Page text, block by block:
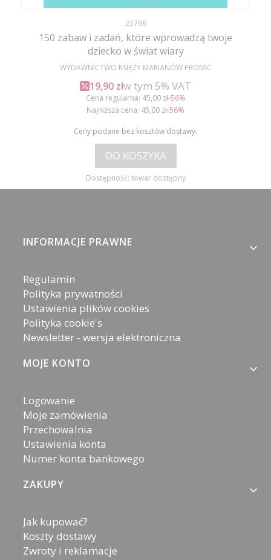
Kod produktu
23796
150 zabaw i zadań, które wprowadzą twoje
dziecko w świat wiary
PRODUCENT
WYDAWNICTWO KSIĘŻY MARIANÓW PROMIC
Cena promocyjna brutto
19,90 złw tym %s VAT
w tym 5% VAT
Cena regularna: 45,00 zł-56%
Najniższa cena: 45,00 zł-56%
Ceny podane bez kosztów dostawy.
DO KOSZYKA
Dostępność: towar dostępny
Linki w stopce
INFORMACJE PRAWNE
Regulamin
Polityka prywatności
Ustawienia plików cookies
Polityka cookie's
Newsletter - wersja elektroniczna
MOJE KONTO
Logowanie
Moje zamówienia
Przechowalnia
Ustawienia konta
Numer konta bankowego
ZAKUPY
Jak kupować?
Koszty dostawy
Zwroty i reklamacje